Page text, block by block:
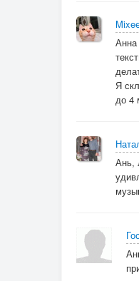
Анна
Я
до 4
Ань,